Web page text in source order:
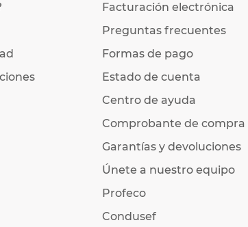
Facturación electrónica
Preguntas frecuentes
Formas de pago
Estado de cuenta
Centro de ayuda
Comprobante de compra
Garantías y devoluciones
Únete a nuestro equipo
Profeco
Condusef